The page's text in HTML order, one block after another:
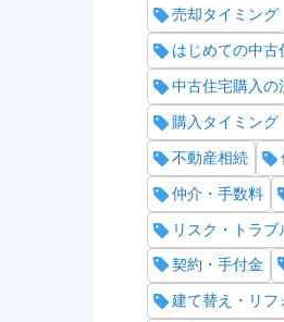
売却タイミング
はじめての中古
中古住宅購入の
購入タイミング
不動産相続
仲介・手数料
リスク・トラブ
契約・手付金
建て替え・リフ